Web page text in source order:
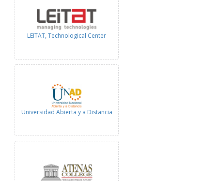
LEITAT, Technological Center
Universidad Abierta y a Distancia